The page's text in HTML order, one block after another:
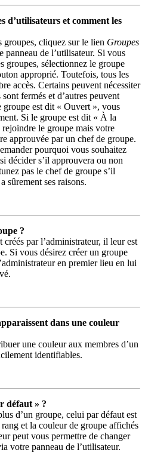
d’utilisateurs et comment les
groupes, cliquez sur le lien Groupes
panneau de l’utilisateur. Si vous
groupes, sélectionnez le groupe
approprié. Toutefois, tous les
accès. Certains peuvent nécessiter
fermés et d’autres peuvent
groupe est dit « Ouvert », vous
Si le groupe est dit « À la
le groupe mais votre
approuvée par un chef de groupe.
pourquoi vous souhaitez
décider s’il approuvera ou non
pas le chef de groupe s’il
sûrement ses raisons.
?
créés par l’administrateur, il leur est
Si vous désirez créer un groupe
en premier lieu en lui
dans une couleur
une couleur aux membres d’un
identifiables.
défaut » ?
d’un groupe, celui par défaut est
et la couleur de groupe affichés
peut vous permettre de changer
votre panneau de l’utilisateur.